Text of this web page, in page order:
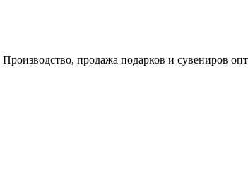
продажа подарков и сувениров